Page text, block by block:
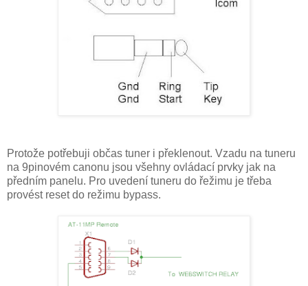
Protože potřebuji občas tuner i překlenout. Vzadu na tuneru
na 9pinovém canonu jsou všehny ovládací prvky jak na
předním panelu. Pro uvedení tuneru do řežimu je třeba
provést reset do režimu bypass.